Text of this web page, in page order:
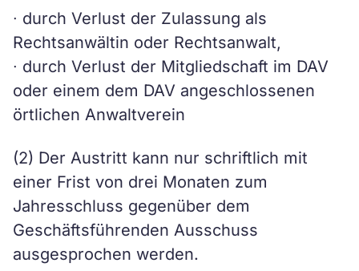
∙ durch Verlust der Zulassung als
Rechtsanwältin oder Rechtsanwalt,
∙ durch Verlust der Mitgliedschaft im DAV
oder einem dem DAV angeschlossenen
örtlichen Anwaltverein
(2) Der Austritt kann nur schriftlich mit
einer Frist von drei Monaten zum
Jahresschluss gegenüber dem
Geschäftsführenden Ausschuss
ausgesprochen werden.